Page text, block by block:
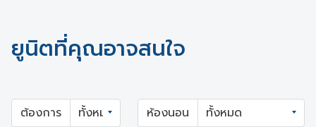
ยูนิตที่คุณอาจสนใจ
ต้องการ ห้องนอน